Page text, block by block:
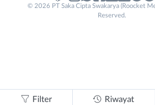
No. Telp /
mengirimkan
Filter
Riwayat
© 2026 PT Saka Cipta Swakarya (Roocket
Reserved.